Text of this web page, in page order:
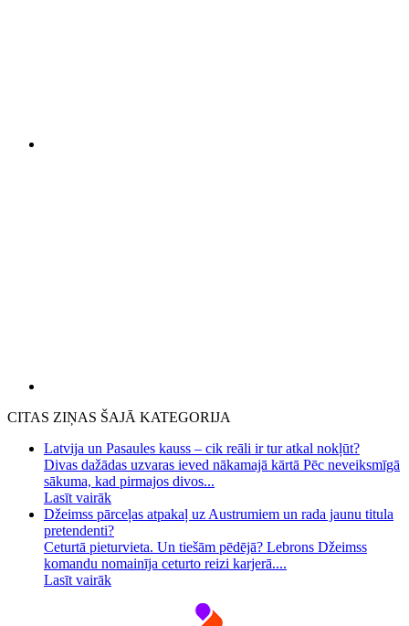
CITAS ZIŅAS ŠAJĀ KATEGORIJA
Latvija un Pasaules kauss – cik reāli ir tur atkal nokļūt?
Divas dažādas uzvaras ieved nākamajā kārtā Pēc neveiksmīgā
sākuma, kad pirmajos divos...
Lasīt vairāk
Džeimss pārceļas atpakaļ uz Austrumiem un rada jaunu titula
pretendenti?
Ceturtā pieturvieta. Un tiešām pēdējā? Lebrons Džeimss
komandu nomainīja ceturto reizi karjerā....
Lasīt vairāk